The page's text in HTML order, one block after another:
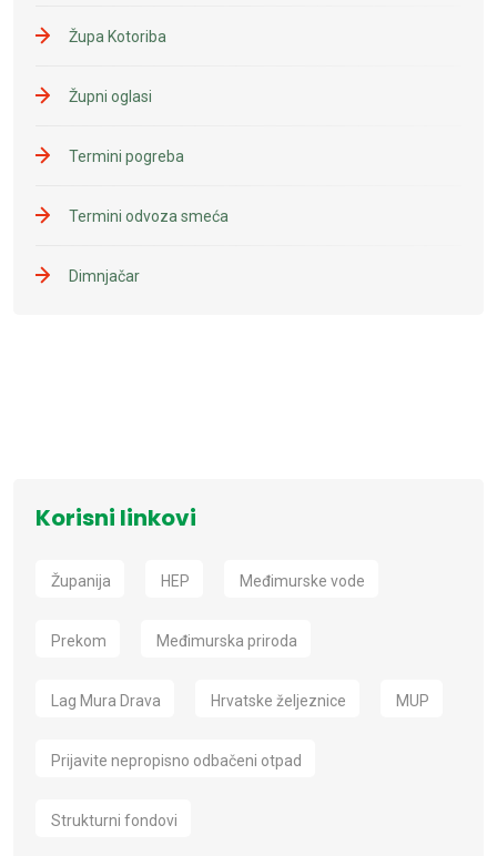
Župa Kotoriba
Župni oglasi
Termini pogreba
Termini odvoza smeća
Dimnjačar
Korisni linkovi
Županija HEP Međimurske vode
Prekom Međimurska priroda
Lag Mura Drava Hrvatske željeznice MUP
Prijavite nepropisno odbačeni otpad
Strukturni fondovi